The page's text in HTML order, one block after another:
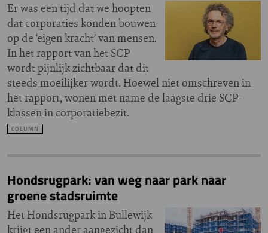
Er was een tijd dat we hoopten
dat corporaties konden bouwen
op de ‘eigen kracht’ van mensen.
In het rapport van het SCP
wordt pijnlijk zichtbaar dat dit
steeds moeilijker wordt. Hoewel niet omschreven in
het rapport, wonen met name de laagste drie SCP-
klassen in corporatiebezit.
COLUMN
Hondsrugpark: van weg naar park naar
groene stadsruimte
Het Hondsrugpark in Bullewijk
krijgt een ander aangezicht dan